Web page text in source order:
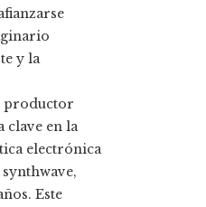
y la
productor
clave en la
electrónica
Este